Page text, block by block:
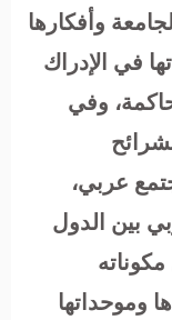
وأفكارها
في الإدراك
وفي
عربي،
بين الدول
وموحداتها